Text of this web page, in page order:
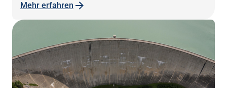
Mehr erfahren